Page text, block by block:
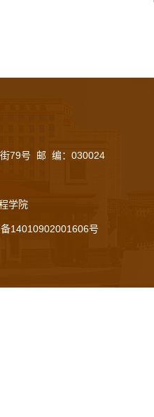
79号 邮 编：030024
学院
14010902001606号